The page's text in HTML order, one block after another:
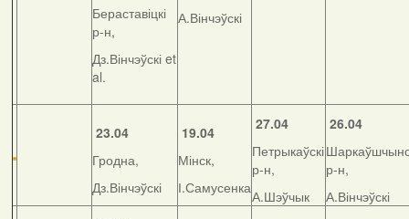
Бераставіцкі
р-н,
Дз.Вінчэўскі et
al.
А.Вінчэўскі
23.04
Гродна,
Дз.Вінчэўскі
19.04
Мінск,
І.Самусенка
27.04
Петрыкаўскі
р-н,
А.Шэўчык
26.04
р-н,
А.Вінчэўскі